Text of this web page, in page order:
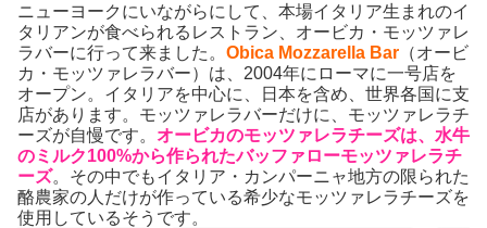
ニューヨークにいながらにして、本場イタリア生まれのイ
タリアンが食べられるレストラン、オービカ・モッツァレ
ラバーに行って来ました。 Obica Mozzarella Bar （オービ
カ・モッツァレラバー）は、2004年にローマに一号店を
オープン。イタリアを中心に、日本を含め、世界各国に支
店があります。モッツァレラバーだけに、モッツァレラチ
ーズが自慢です。 オービカのモッツァレラチーズは、水牛
のミルク100%から作られたバッファローモッツァレラチ
ーズ。その中でもイタリア・カンパーニャ地方の限られた
酪農家の人だけが作っている希少なモッツァレラチーズを
使用しているそうです。